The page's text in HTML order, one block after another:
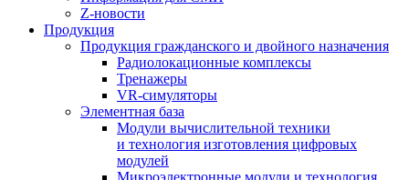
Z-новости
Продукция
Продукция гражданского и двойного назначения
Радиолокационные комплексы
Тренажеры
VR-симуляторы
Элементная база
Модули вычислительной техники
и технология изготовления цифровых
модулей
Микроэлектронные модули и технология